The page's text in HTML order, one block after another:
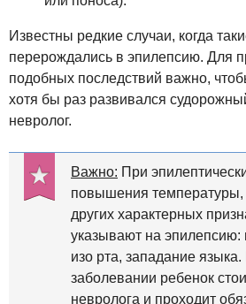
Известны редкие случаи, когда
перерождались в эпилепсию. Для
подобных последствий важно,
хотя бы раз развивался
невролог.
Важно: При
повышения температуры,
других характерных
указывают на
изо рта, западание
заболевании ребенок
невролога и проходит